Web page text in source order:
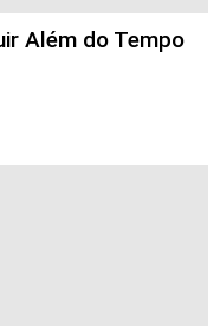
Além do Tempo